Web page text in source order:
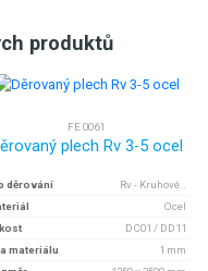
produktů
FE 0061
plech Rv 3-5 ocel
děrování
Rv - Kruhové..
Ocel
DC01 / DD11
materiálu
1 mm